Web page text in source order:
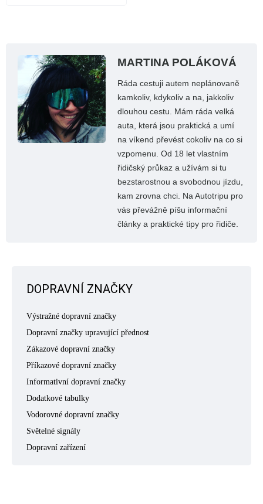
MARTINA POLÁKOVÁ
Ráda cestuji autem neplánovaně
kamkoliv, kdykoliv a na, jakkoliv
dlouhou cestu. Mám ráda velká
auta, která jsou praktická a umí
na víkend převést cokoliv na co si
vzpomenu. Od 18 let vlastním
řidičský průkaz a užívám si tu
bezstarostnou a svobodnou jízdu,
kam zrovna chci. Na Autotripu pro
vás převážně píšu informační
články a praktické tipy pro řidiče.
DOPRAVNÍ ZNAČKY
Výstražné dopravní značky
Dopravní značky upravující přednost
Zákazové dopravní značky
Příkazové dopravní značky
Informativní dopravní značky
Dodatkové tabulky
Vodorovné dopravní značky
Světelné signály
Dopravní zařízení